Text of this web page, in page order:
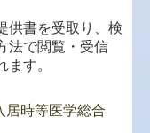
供書を受取り、検
法で閲覧・受信
す。
居時等医学総合